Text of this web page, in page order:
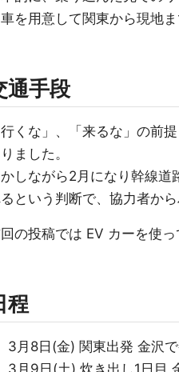
を用意して関東から現地
通手段
行くな」、「来るな」の前
ました。
かしながら2月になり幹線
という判断で、協力者か
の投稿では EV カーを使
程
3月8日(金) 関東出発 金沢
3月9日(土) 炊き出し1日目